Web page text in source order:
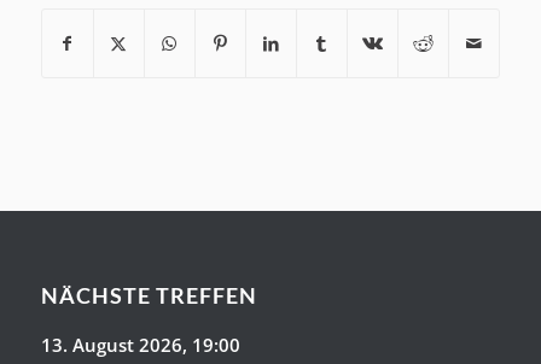
NÄCHSTE TREFFEN
13. August 2026, 19:00